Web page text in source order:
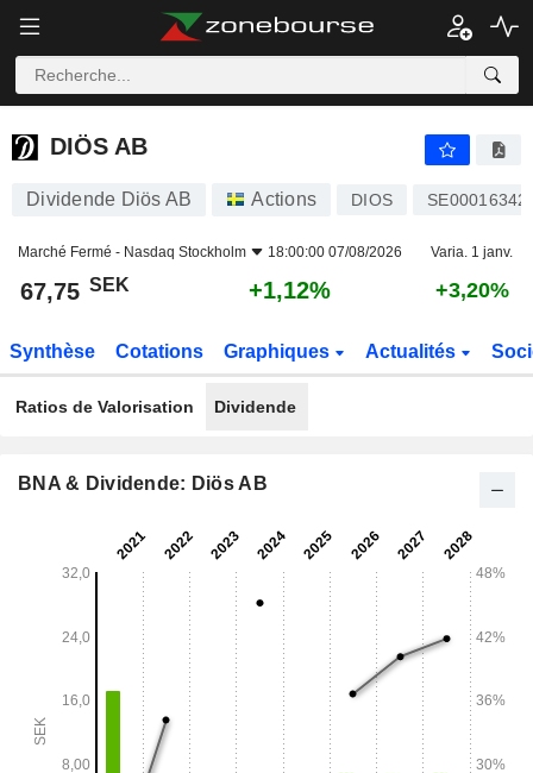
DIÖS AB
DIÖS AB
Dividende Diös AB Actions DIOS
Marché Fermé - Nasdaq Stockholm 18:00:00 07/08/2026 Varia. 1 janv.
67,75 SEK +1,12% +3,20%
Synthèse Cotations Graphiques Actualités
Ratios de Valorisation Dividende
BNA & Dividende: Diös AB